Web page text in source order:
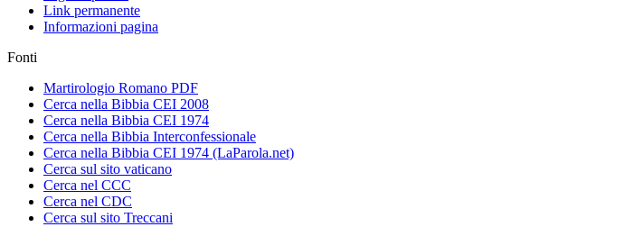
Link permanente
Informazioni pagina
Fonti
Martirologio Romano PDF
Cerca nella Bibbia CEI 2008
Cerca nella Bibbia CEI 1974
Cerca nella Bibbia Interconfessionale
Cerca nella Bibbia CEI 1974 (LaParola.net)
Cerca sul sito vaticano
Cerca nel CCC
Cerca nel CDC
Cerca sul sito Treccani